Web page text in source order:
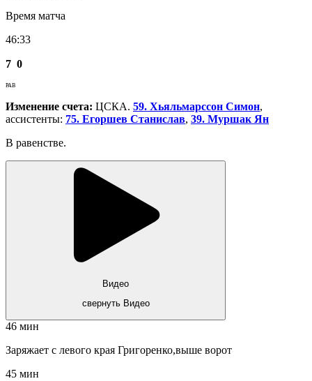
Время матча
46:33
7 0
РАВ
Изменение счета: ЦСКА. 59. Хьяльмарссон Симон,
ассистенты: 75. Егоршев Станислав, 39. Муршак Ян
В равенстве.
Видео
свернуть Видео
46 мин
Заряжает с левого края Григоренко,выше ворот
45 мин